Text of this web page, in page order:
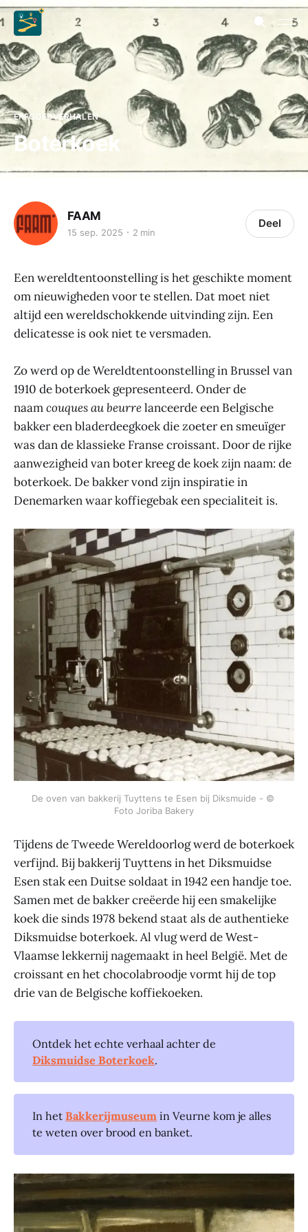
ERFGOEDVERHALEN
Boterkoek
FAAM
15 sep. 2025 2 min
Deel
Een wereldtentoonstelling is het geschikte moment
om nieuwigheden voor te stellen. Dat moet niet
altijd een wereldschokkende uitvinding zijn. Een
delicatesse is ook niet te versmaden.
Zo werd op de Wereldtentoonstelling in Brussel van
1910 de boterkoek gepresenteerd. Onder de
naamcouques au beurrelanceerde een Belgische
bakker een bladerdeegkoek die zoeter en smeuïger
was dan de klassieke Franse croissant. Door de rijke
aanwezigheid van boter kreeg de koek zijn naam: de
boterkoek. De bakker vond zijn inspiratie in
Denemarken waar koffiegebak een specialiteit is.
De oven van bakkerij Tuyttens te Esen bij Diksmuide - ©
Foto Joriba Bakery
Tijdens de Tweede Wereldoorlog werd de boterkoek
verfijnd. Bij bakkerij Tuyttens in het Diksmuidse
Esen stak een Duitse soldaat in 1942 een handje toe.
Samen met de bakker creëerde hij een smakelijke
koek die sinds 1978 bekend staat als de authentieke
Diksmuidse boterkoek. Al vlug werd de West-
Vlaamse lekkernij nagemaakt in heel België. Met de
croissant en het chocolabroodje vormt hij de top
drie van de Belgische koffiekoeken.
Ontdek het echte verhaal achter de
Diksmuidse Boterkoek.
In hetBakkerijmuseum in Veurne kom je alles
te weten over brood en banket.